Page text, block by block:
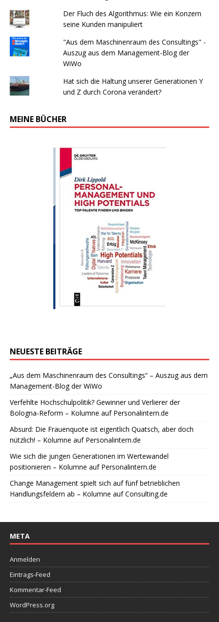
Der Fluch des Algorithmus: Wie ein Konzern
seine Kunden manipuliert
"Aus dem Maschinenraum des Consultings" -
Auszug aus dem Management-Blog der
WiWo
Hat sich die Haltung unserer Generationen Y
und Z durch Corona verändert?
MEINE BÜCHER
NEUESTE BEITRÄGE
„Aus dem Maschinenraum des Consultings“ – Auszug aus dem
Management-Blog der WiWo
Verfehlte Hochschulpolitik? Gewinner und Verlierer der
Bologna-Reform – Kolumne auf Personalintern.de
Absurd: Die Frauenquote ist eigentlich Quatsch, aber doch
nützlich! – Kolumne auf Personalintern.de
Wie sich die jungen Generationen im Wertewandel
positionieren – Kolumne auf Personalintern.de
Change Management spielt sich auf fünf betrieblichen
Handlungsfeldern ab – Kolumne auf Consulting.de
META
Anmelden
Eintrags-Feed
Kommentar-Feed
WordPress.org